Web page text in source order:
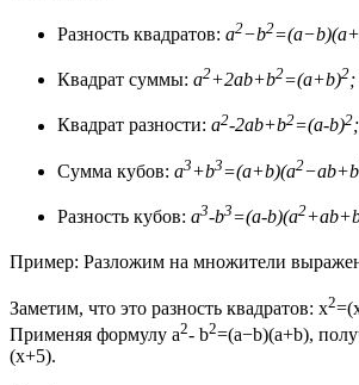
Разность квадратов: a2−b2
Квадрат суммы: a2+2ab+b2=(a+b)2;
Квадрат разности: a2-2ab+b2=(a-b)2;
Сумма кубов: a3+b3=(a+b)(a2−ab+b
Разность кубов: a3-b3=(a-b)(a2+ab+
Пример: Разложим на множители
Заметим, что это разность квадратов: x2=
Применяя формулу a2- b2=(a−b)(a+b),
(x+5).